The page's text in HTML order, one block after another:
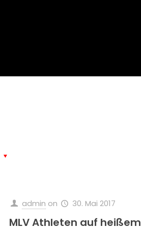
admin on 30. Mai 2017
MLV Athleten auf heißem